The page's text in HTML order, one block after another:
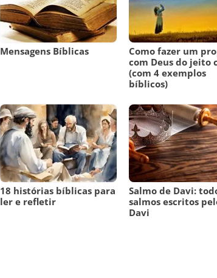
Mensagens Bíblicas
Como fazer um
com Deus do jeito
(com 4 exemplos
bíblicos)
18 histórias bíblicas para
ler e refletir
Salmo de Davi:
salmos escritos
Davi